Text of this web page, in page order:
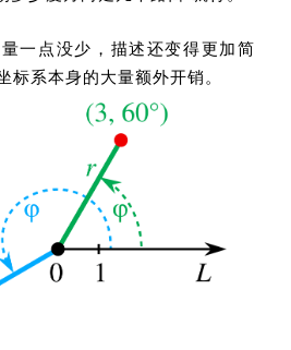
一点没少，描述还变得更加简
标系本身的大量额外开销。